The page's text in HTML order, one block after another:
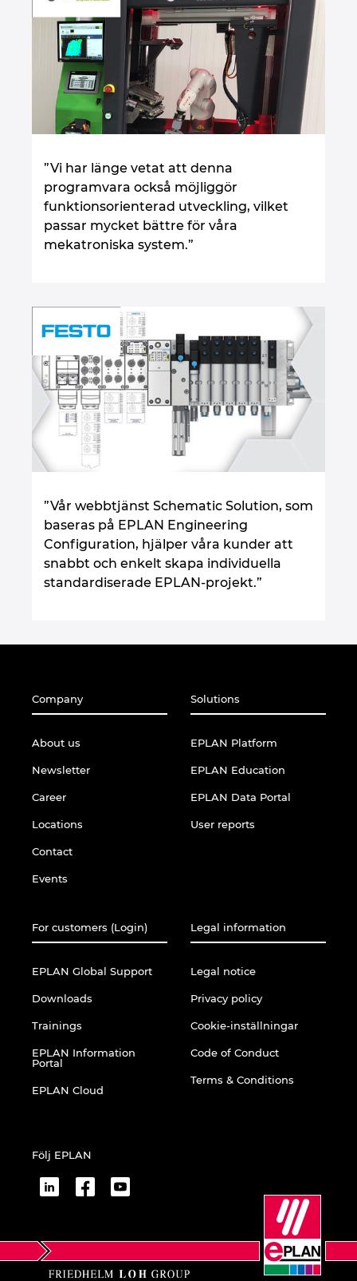
”Vi har länge vetat att denna
programvara också möjliggör
funktionsorienterad utveckling, vilket
passar mycket bättre för våra
mekatroniska system.”
”Vår webbtjänst Schematic Solution, som
baseras på EPLAN Engineering
Configuration, hjälper våra kunder att
snabbt och enkelt skapa individuella
standardiserade EPLAN-projekt.”
Company
About us
Newsletter
Career
Locations
Contact
Events
Solutions
EPLAN Platform
EPLAN Education
EPLAN Data Portal
User reports
For customers (Login)
EPLAN Global Support
Downloads
Trainings
EPLAN Information
Portal
EPLAN Cloud
Legal information
Legal notice
Privacy policy
Cookie-inställningar
Code of Conduct
Terms & Conditions
Följ EPLAN